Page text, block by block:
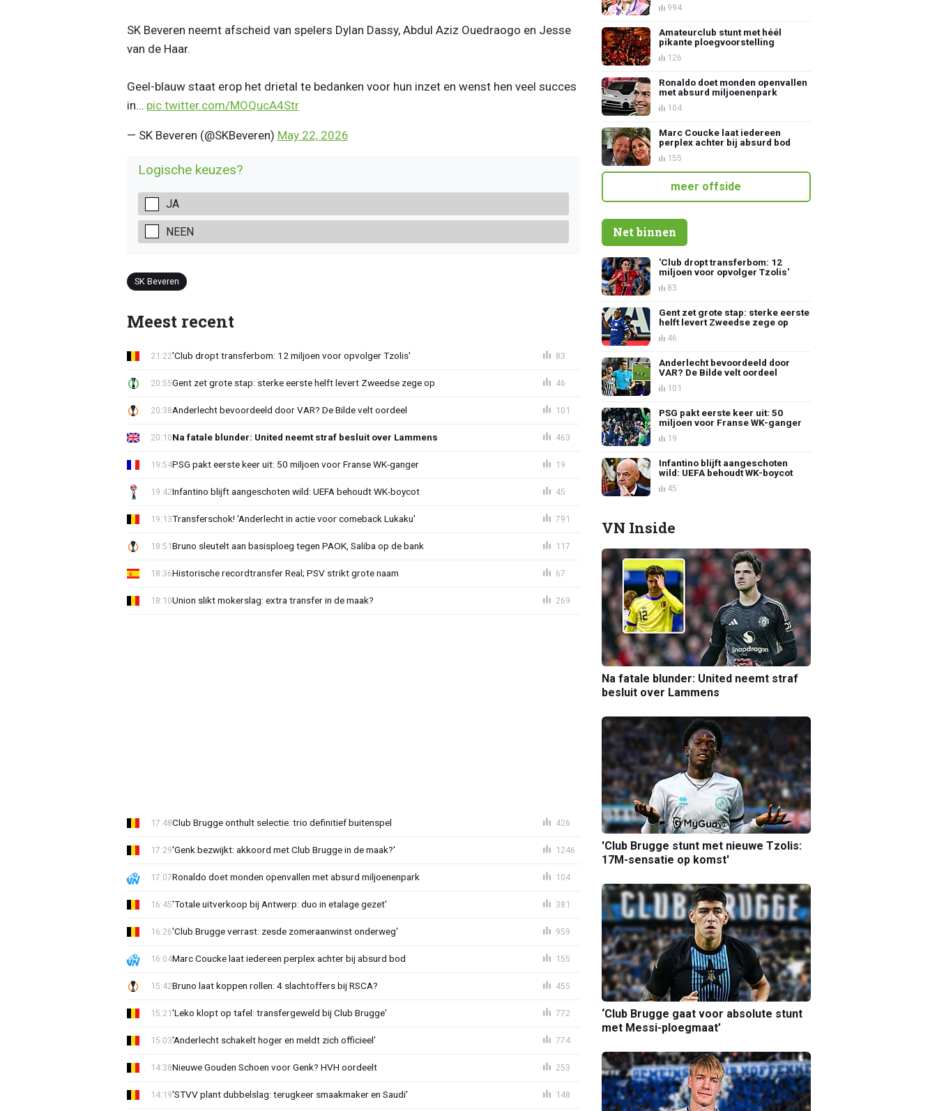
SK Beveren neemt afscheid van spelers Dylan Dassy, Abdul Aziz Ouedraogo en Jesse
van de Haar.
Geel-blauw staat erop het drietal te bedanken voor hun inzet en wenst hen veel succes
in… pic.twitter.com/MOQucA4Str
— SK Beveren (@SKBeveren) May 22, 2026
Logische keuzes?
JA
NEEN
SK Beveren
Meest recent
'Club dropt transferbom: 12 miljoen voor opvolger Tzolis'
21:22 83
Gent zet grote stap: sterke eerste helft levert Zweedse zege op
20:55 46
Anderlecht bevoordeeld door VAR? De Bilde velt oordeel
20:38 101
Na fatale blunder: United neemt straf besluit over Lammens
20:10 463
PSG pakt eerste keer uit: 50 miljoen voor Franse WK-ganger
19:54 19
Infantino blijft aangeschoten wild: UEFA behoudt WK-boycot
19:42 45
Transferschok! 'Anderlecht in actie voor comeback Lukaku'
19:13 791
Bruno sleutelt aan basisploeg tegen PAOK, Saliba op de bank
18:51 117
Historische recordtransfer Real; PSV strikt grote naam
18:36 67
Union slikt mokerslag: extra transfer in de maak?
18:10 269
Club Brugge onthult selectie: trio definitief buitenspel
17:48 426
'Genk bezwijkt: akkoord met Club Brugge in de maak?'
17:29 1246
Ronaldo doet monden openvallen met absurd miljoenenpark
17:07 104
'Totale uitverkoop bij Antwerp: duo in etalage gezet'
16:45 381
'Club Brugge verrast: zesde zomeraanwinst onderweg'
16:26 959
Marc Coucke laat iedereen perplex achter bij absurd bod
16:04 155
Bruno laat koppen rollen: 4 slachtoffers bij RSCA?
15:42 455
'Leko klopt op tafel: transfergeweld bij Club Brugge'
15:21 772
'Anderlecht schakelt hoger en meldt zich officieel'
15:03 774
Nieuwe Gouden Schoen voor Genk? HVH oordeelt
14:38 253
'STVV plant dubbelslag: terugkeer smaakmaker en Saudi'
14:19 148
994
Amateurclub stunt met héél
pikante ploegvoorstelling
126
Ronaldo doet monden openvallen
met absurd miljoenenpark
104
Marc Coucke laat iedereen
perplex achter bij absurd bod
155
meer offside
Net binnen
'Club dropt transferbom: 12
miljoen voor opvolger Tzolis'
83
Gent zet grote stap: sterke eerste
helft levert Zweedse zege op
46
Anderlecht bevoordeeld door
VAR? De Bilde velt oordeel
101
PSG pakt eerste keer uit: 50
miljoen voor Franse WK-ganger
19
Infantino blijft aangeschoten
wild: UEFA behoudt WK-boycot
45
VN Inside
Na fatale blunder: United neemt straf
besluit over Lammens
'Club Brugge stunt met nieuwe Tzolis:
17M-sensatie op komst'
‘Club Brugge gaat voor absolute stunt
met Messi-ploegmaat’